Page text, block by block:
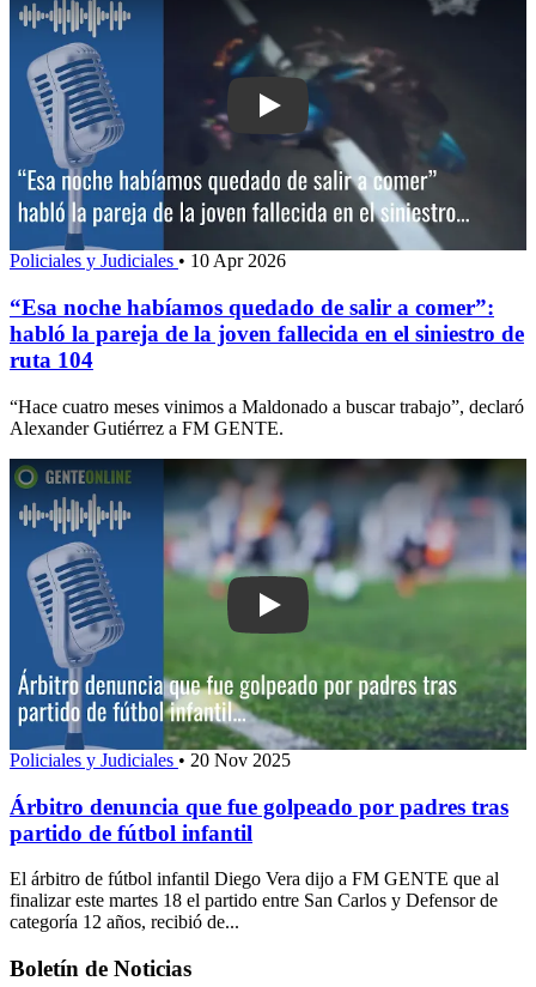
Play: “Esa noche habíamos quedado
Policiales y Judiciales • 10 Apr 2026
“Esa noche habíamos quedado de salir a comer”:
habló la pareja de la joven fallecida en el siniestro de
ruta 104
“Hace cuatro meses vinimos a Maldonado a buscar trabajo”, declaró
Alexander Gutiérrez a FM GENTE.
Play: Árbitro denuncia que fue
Policiales y Judiciales • 20 Nov 2025
Árbitro denuncia que fue golpeado por padres tras
partido de fútbol infantil
El árbitro de fútbol infantil Diego Vera dijo a FM GENTE que al
finalizar este martes 18 el partido entre San Carlos y Defensor de
categoría 12 años, recibió de...
Boletín de Noticias